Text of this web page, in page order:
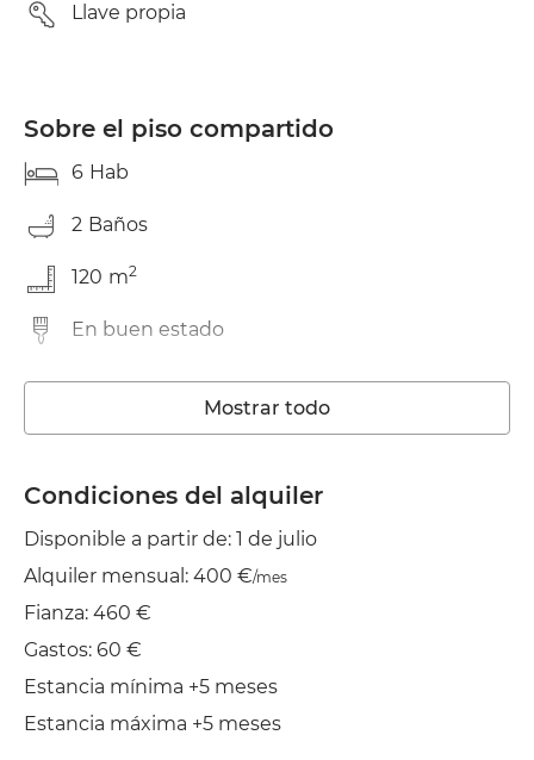
Llave propia
Sobre el piso compartido
6 Hab
2 Baños
120 m2
En buen estado
Lavadora
Ascensor
Wifi
Balcón
Plancha
Mostrar todo
Condiciones del alquiler
Disponible a partir de: 1 de julio
Alquiler mensual: 400 €/mes
Fianza: 460 €
Gastos: 60 €
Estancia mínima +5 meses
Estancia máxima +5 meses